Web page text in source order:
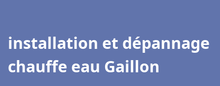
installation et dépannage
chauffe eau Gaillon